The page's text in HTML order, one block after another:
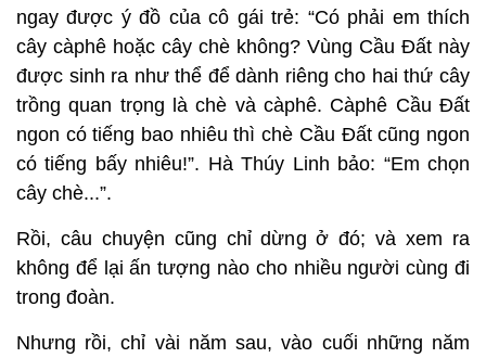
ngay được ý đồ của cô gái trẻ: “Có phải em thích
cây càphê hoặc cây chè không? Vùng Cầu Đất này
được sinh ra như thể để dành riêng cho hai thứ cây
trồng quan trọng là chè và càphê. Càphê Cầu Đất
ngon có tiếng bao nhiêu thì chè Cầu Đất cũng ngon
có tiếng bấy nhiêu!”. Hà Thúy Linh bảo: “Em chọn
cây chè...”.
Rồi, câu chuyện cũng chỉ dừng ở đó; và xem ra
không để lại ấn tượng nào cho nhiều người cùng đi
trong đoàn.
Nhưng rồi, chỉ vài năm sau, vào cuối những năm